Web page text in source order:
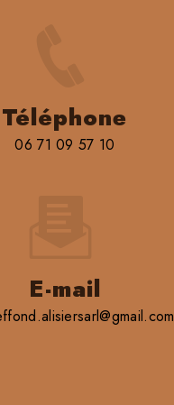
Téléphone
06 71 09 57 10
E-mail